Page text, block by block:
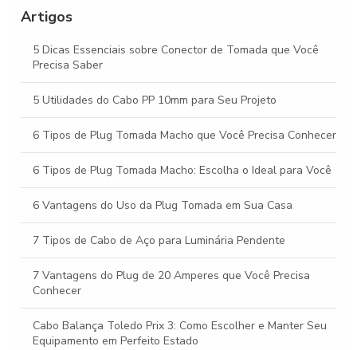
Como escolher o fabricante de cabo pp ideal para suas
Artigos
5 Dicas Essenciais sobre Conector de Tomada que Você
Precisa Saber
5 Utilidades do Cabo PP 10mm para Seu Projeto
6 Tipos de Plug Tomada Macho que Você Precisa Conhecer
6 Tipos de Plug Tomada Macho: Escolha o Ideal para Você
6 Vantagens do Uso da Plug Tomada em Sua Casa
7 Tipos de Cabo de Aço para Luminária Pendente
7 Vantagens do Plug de 20 Amperes que Você Precisa
Conhecer
Cabo Balança Toledo Prix 3: Como Escolher e Manter Seu
Equipamento em Perfeito Estado